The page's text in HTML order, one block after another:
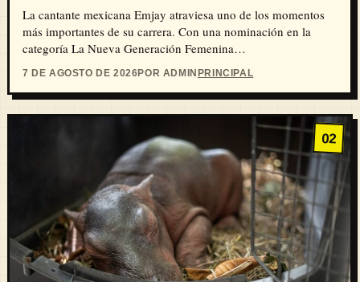
La cantante mexicana Emjay atraviesa uno de los momentos
más importantes de su carrera. Con una nominación en la
categoría La Nueva Generación Femenina…
7 DE AGOSTO DE 2026POR ADMINPRINCIPAL
02